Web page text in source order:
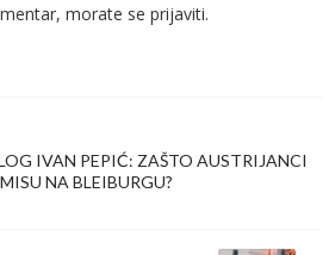
morate se prijaviti.
IVAN PEPIĆ: ZAŠTO AUSTRIJANCI
NA BLEIBURGU?